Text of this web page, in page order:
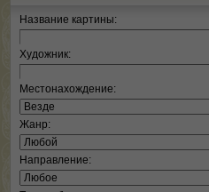
Название картины:
Художник:
Местонахождение:
Жанр:
Направление: